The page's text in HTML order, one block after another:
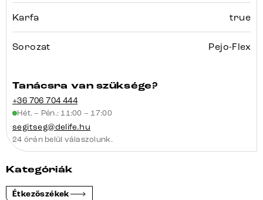
Karfa true
Sorozat Pejo-Flex
Tanácsra van szüksége?
+36 706 704 444
Hét. – Pén.: 11:00 – 17:00
segitseg@delife.hu
24 órán belül válaszolunk.
Kategóriák
Étkezőszékek